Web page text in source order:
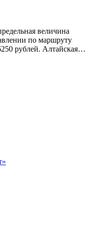
величина
по маршруту
рублей. Алтайская…